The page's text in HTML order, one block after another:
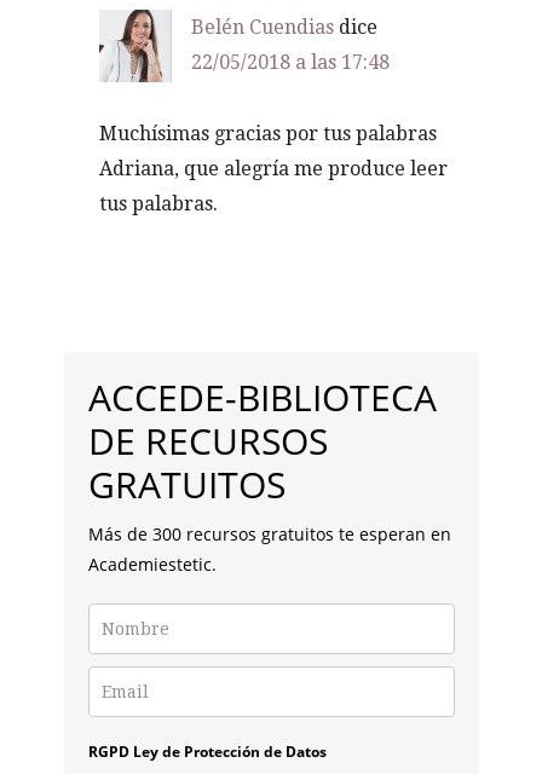
Belén Cuendias dice
22/05/2018 a las 17:48
Muchísimas gracias por tus palabras
Adriana, que alegría me produce leer
tus palabras.
LATERAL
PRINCIPAL
ACCEDE-BIBLIOTECA
DE RECURSOS
GRATUITOS
Más de 300 recursos gratuitos te esperan en
Academiestetic.
RGPD Ley de Protección de Datos